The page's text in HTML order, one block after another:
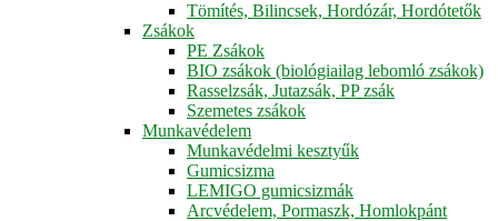
Tömítés, Bilincsek, Hordózár, Hordótetők
Zsákok
PE Zsákok
BIO zsákok (biológiailag lebomló zsákok)
Rasselzsák, Jutazsák, PP zsák
Szemetes zsákok
Munkavédelem
Munkavédelmi kesztyűk
Gumicsizma
LEMIGO gumicsizmák
Arcvédelem, Pormaszk, Homlokpánt